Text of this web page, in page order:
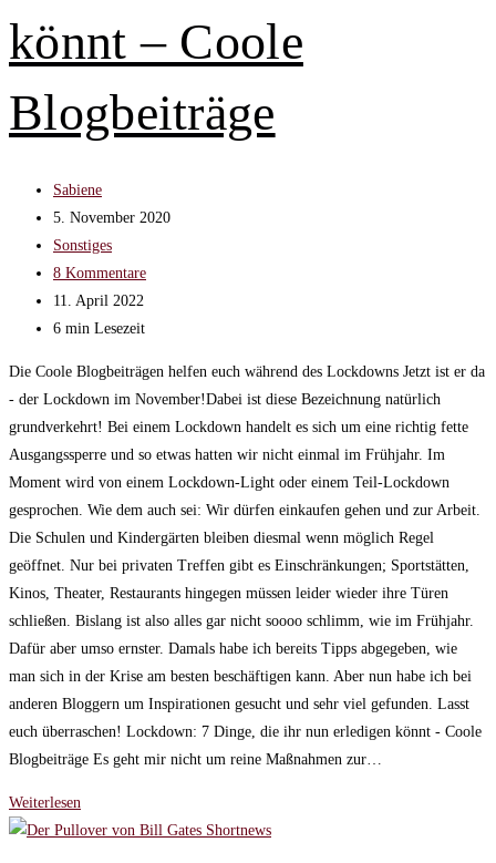
könnt – Coole
Blogbeiträge
Beitrags-
Autor:
Sabiene
Beitrag
veröffentlicht:
5. November 2020
Beitrags-
Kategorie:
Sonstiges
Beitrags-
Kommentare:
8 Kommentare
Beitrag
zuletzt
11. April 2022
Lesedauer:
6 min Lesezeit
Die Coole Blogbeiträgen helfen euch während des Lockdowns Jetzt ist er da
- der Lockdown im November!Dabei ist diese Bezeichnung natürlich
grundverkehrt! Bei einem Lockdown handelt es sich um eine richtig fette
Ausgangssperre und so etwas hatten wir nicht einmal im Frühjahr. Im
Moment wird von einem Lockdown-Light oder einem Teil-Lockdown
gesprochen. Wie dem auch sei: Wir dürfen einkaufen gehen und zur Arbeit.
Die Schulen und Kindergärten bleiben diesmal wenn möglich Regel
geöffnet. Nur bei privaten Treffen gibt es Einschränkungen; Sportstätten,
Kinos, Theater, Restaurants hingegen müssen leider wieder ihre Türen
schließen. Bislang ist also alles gar nicht soooo schlimm, wie im Frühjahr.
Dafür aber umso ernster. Damals habe ich bereits Tipps abgegeben, wie
man sich in der Krise am besten beschäftigen kann. Aber nun habe ich bei
anderen Bloggern um Inspirationen gesucht und sehr viel gefunden. Lasst
euch überraschen! Lockdown: 7 Dinge, die ihr nun erledigen könnt - Coole
Blogbeiträge Es geht mir nicht um reine Maßnahmen zur…
Weiterlesen
7